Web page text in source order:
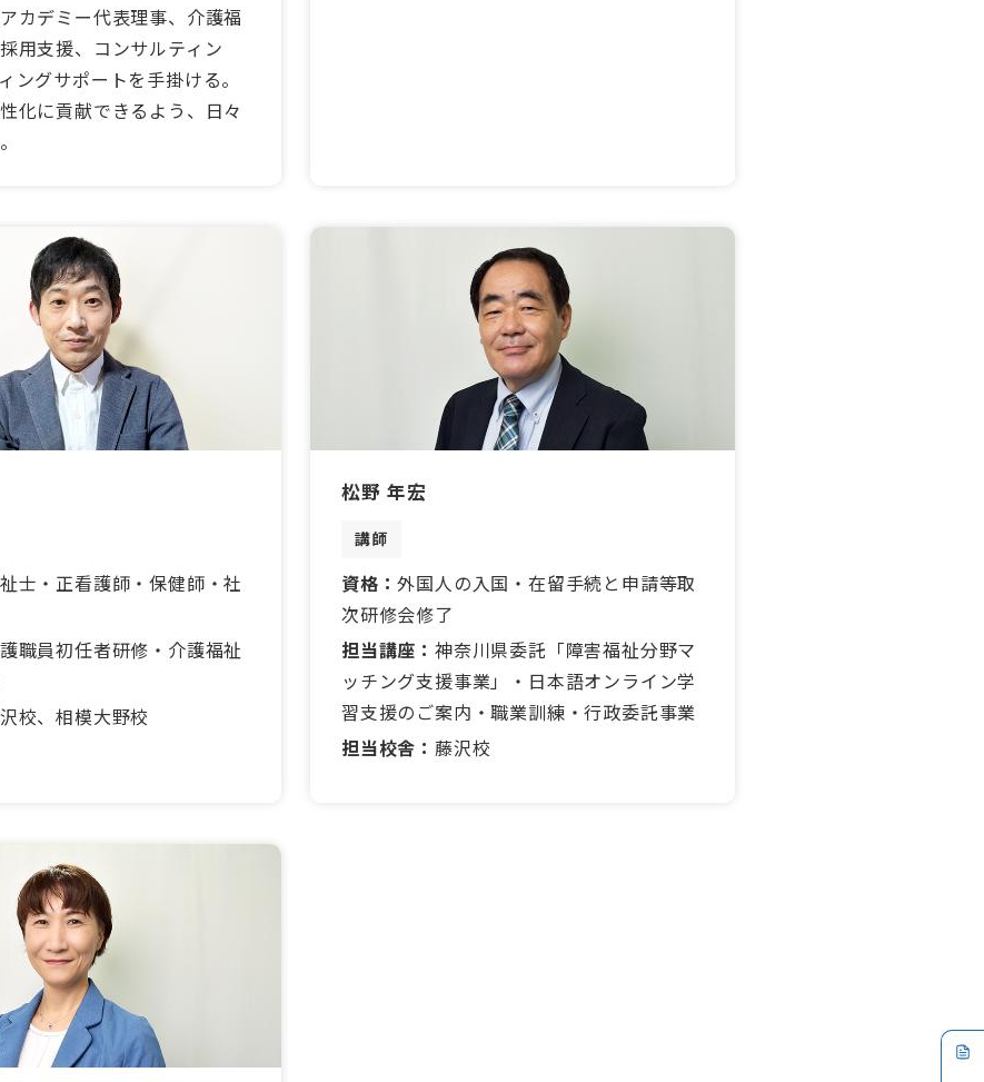
カデミー代表理事、介護福
用支援、コンサルティン
ングサポートを手掛ける。
化に貢献できるよう、日々
士・正看護師・保健師・社
職員初任者研修・介護福祉
校、相模大野校
松野 年宏
講師
資格：外国人の入国・在留手続と申請等取
次研修会修了
担当講座：神奈川県委託「障害福祉分野マ
ッチング支援事業」・日本語オンライン学
習支援のご案内・職業訓練・行政委託事業
担当校舎： 藤沢校